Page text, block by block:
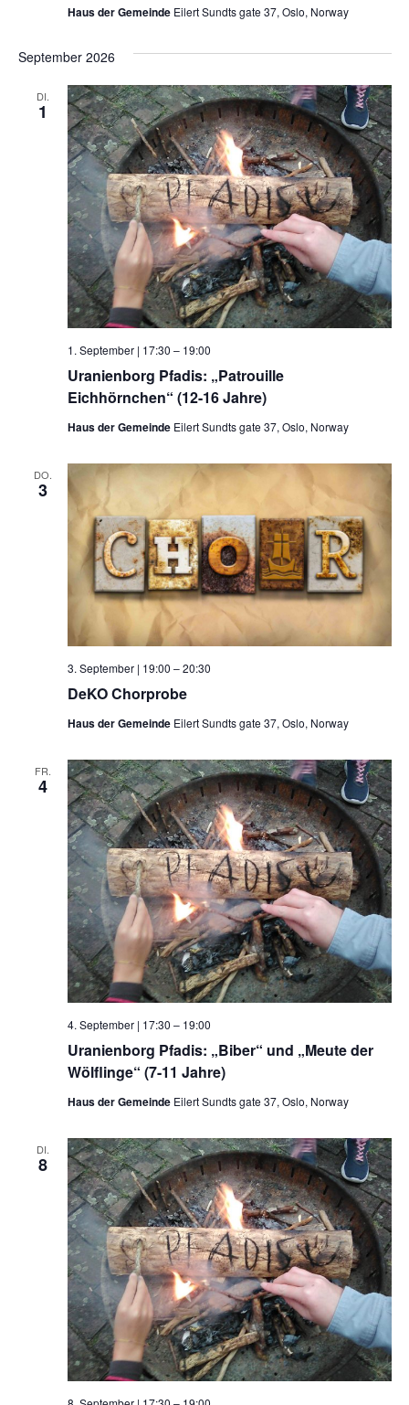
Haus der Gemeinde Eilert Sundts gate 37, Oslo, Norway
September 2026
DI.
1
Uranienborg Pfadis: „Patrouille
Eichhörnchen“ (12-16 Jahre)
1. September | 17:30 – 19:00
Haus der Gemeinde Eilert Sundts gate 37, Oslo, Norway
DO.
3
DeKO Chorprobe
3. September | 19:00 –20:30
Haus der Gemeinde Eilert Sundts gate 37, Oslo, Norway
FR.
4
Uranienborg Pfadis: „Biber“ und „Meute der
Wölflinge“ (7-11 Jahre)
4. September | 17:30 – 19:00
Haus der Gemeinde Eilert Sundts gate 37, Oslo, Norway
DI.
8